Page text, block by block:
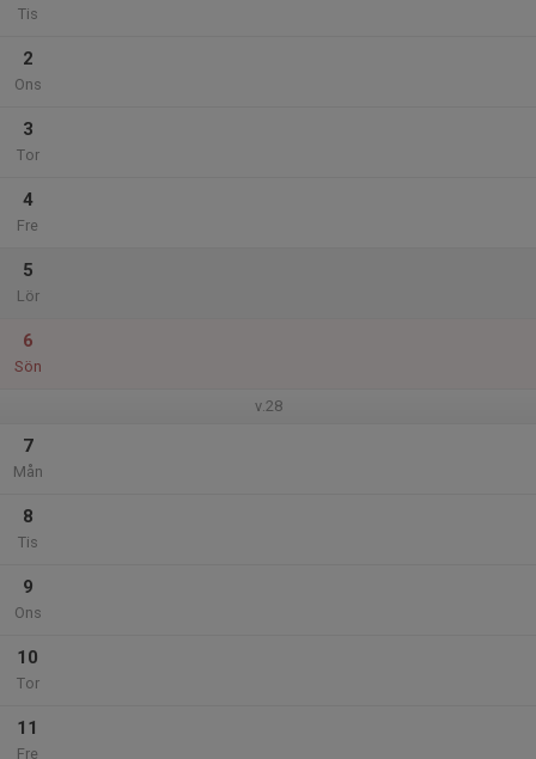
Tis
2
Ons
3
Tor
4
Fre
5
Lör
6
Sön
v.28
7
Mån
8
Tis
9
Ons
10
Tor
11
Fre